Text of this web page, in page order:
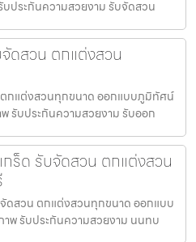
บประกันความสวยงาม รับจัดสวน
ดสวน ตกแต่งสวน
กแต่งสวนทุกขนาด ออกแบบภูมิทัศน์
รับประกันความสวยงาม รับออก
กร็ด รับจัดสวน ตกแต่งสวน
ดสวน ตกแต่งสวนทุกขนาด ออกแบบ
พ รับประกันความสวยงาม นนทบ